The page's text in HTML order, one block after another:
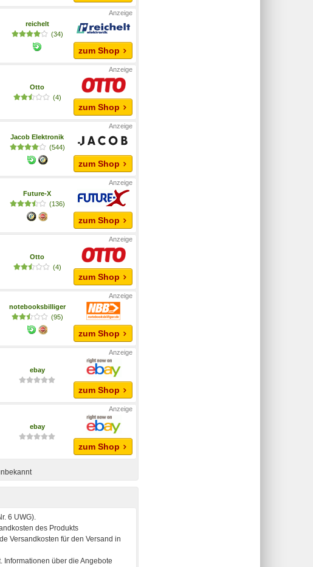
reichelt
(34)
zum Shop
Otto
(4)
zum Shop
Jacob Elektronik
(544)
zum Shop
Future-X
(136)
zum Shop
Otto
(4)
zum Shop
notebooksbilliger
(95)
zum Shop
ebay
zum Shop
ebay
zum Shop